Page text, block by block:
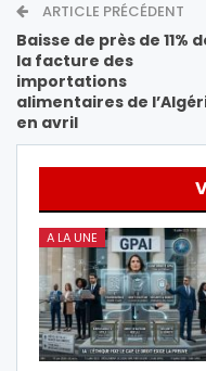
ARTICLE PRÉCÉDENT
Baisse de près de 11%
la facture des
importations
alimentaires de
en avril
A LA UNE